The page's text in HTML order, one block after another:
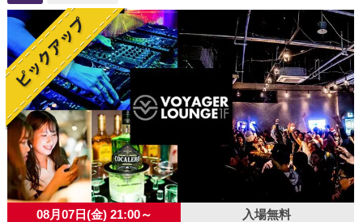
08月07日(金) 21:00～ 入場無料